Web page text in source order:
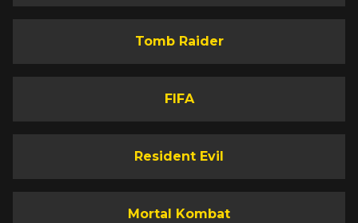
Tomb Raider
FIFA
Resident Evil
Mortal Kombat